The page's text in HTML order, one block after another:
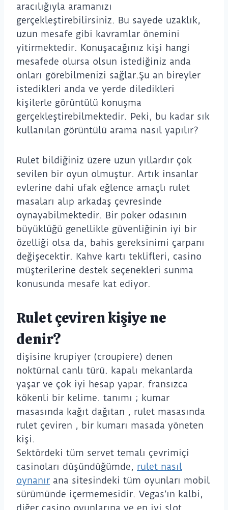
aracılığıyla aramanızı
gerçekleştirebilirsiniz. Bu sayede uzaklık,
uzun mesafe gibi kavramlar önemini
yitirmektedir. Konuşacağınız kişi hangi
mesafede olursa olsun istediğiniz anda
onları görebilmenizi sağlar.Şu an bireyler
istedikleri anda ve yerde diledikleri
kişilerle görüntülü konuşma
gerçekleştirebilmektedir. Peki, bu kadar sık
kullanılan görüntülü arama nasıl yapılır?
Rulet bildiğiniz üzere uzun yıllardır çok
sevilen bir oyun olmuştur. Artık insanlar
evlerine dahi ufak eğlence amaçlı rulet
masaları alıp arkadaş çevresinde
oynayabilmektedir. Bir poker odasının
büyüklüğü genellikle güvenliğinin iyi bir
özelliği olsa da, bahis gereksinimi çarpanı
değişecektir. Kahve kartı teklifleri, casino
müşterilerine destek seçenekleri sunma
konusunda mesafe kat ediyor.
Rulet çeviren kişiye ne
denir?
dişisine krupiyer (croupiere) denen
noktürnal canlı türü. kapalı mekanlarda
yaşar ve çok iyi hesap yapar. fransızca
kökenli bir kelime. tanımı ; kumar
masasında kağıt dağıtan , rulet masasında
rulet çeviren , bir kumarı masada yöneten
kişi.
Sektördeki tüm servet temalı çevrimiçi
casinoları düşündüğümde, rulet nasıl
oynanır ana sitesindeki tüm oyunları mobil
sürümünde içermemesidir. Vegas’ın kalbi,
diğer casino oyunlarına ve en iyi slot